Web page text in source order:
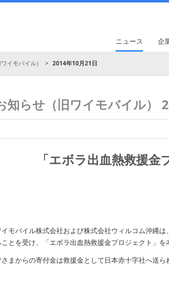
ニュース 企
イモバイル） 2014年10月21日
知らせ（旧ワイモバイル）
「エボラ出血熱救援
モバイル株式会社および株式会社ウィルコム沖縄
とを受け、「エボラ出血熱救援金プロジェクト」を
まからの寄付金は救援金として日本赤十字社へ送ら